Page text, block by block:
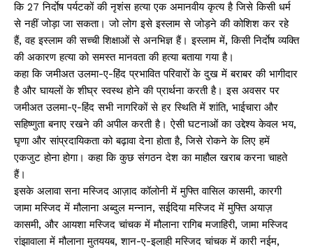
कि 27 निर्दाेष पर्यटकों की नृशंस हत्या एक अमानवीय कृत्य है जिसे किसी धर्म
से नहीं जोड़ा जा सकता। जो लोग इसे इस्लाम से जोड़ने की कोशिश कर रहे
हैं, वह इस्लाम की सच्ची शिक्षाओं से अनभिज्ञ हैं। इस्लाम में, किसी निर्दाेष व्यक्ति
की अकारण हत्या को समस्त मानवता की हत्या बताया गया है।
कहा कि जमीअत उलमा-ए-हिंद प्रभावित परिवारों के दुख में बराबर की भागीदार
है और घायलों के शीघ्र स्वस्थ होने की प्रार्थना करती है। इस अवसर पर
जमीअत उलमा-ए-हिंद सभी नागरिकों से हर स्थिति में शांति, भाईचारा और
सहिष्णुता बनाए रखने की अपील करती है। ऐसी घटनाओं का उद्देश्य केवल भय,
घृणा और सांप्रदायिकता को बढ़ावा देना होता है, जिसे रोकने के लिए हमें
एकजुट होना होगा। कहा कि कुछ संगठन देश का माहौल खराब करना चाहते
हैं।
इसके अलावा सना मस्जिद आज़ाद कॉलोनी में मुफ्ति वासिल कासमी, कारगी
जामा मस्जिद में मौलाना अब्दुल मन्नान, सईदिया मस्जिद में मुफ्ति अयाज़
कासमी, और आयशा मस्जिद चांचक में मौलाना रागिब मजाहिरी, जामा मस्जिद
रांझावाला में मौलाना मुतययब, शान-ए-इलाही मस्जिद चांचक में कारी नईम,